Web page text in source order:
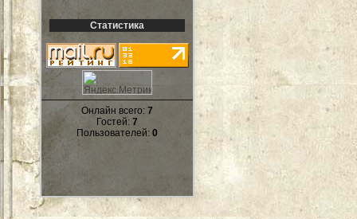
Статистика
Онлайн всего: 7
Гостей: 7
Пользователей: 0